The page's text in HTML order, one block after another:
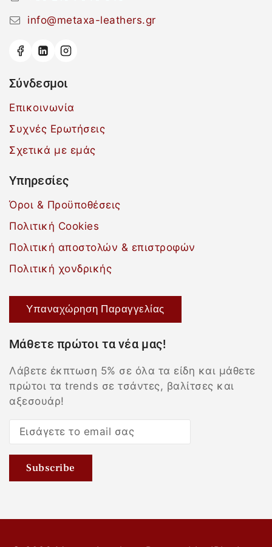
info@metaxa-leathers.gr
Σύνδεσμοι
Επικοινωνία
Συχνές Ερωτήσεις
Σχετικά με εμάς
Υπηρεσίες
Όροι & Προϋποθέσεις
Πολιτική Cookies
Πολιτική αποστολών & επιστροφών
Πολιτική χονδρικής
Υπαναχώρηση Παραγγελίας
Μάθετε πρώτοι τα νέα μας!
Λάβετε έκπτωση 5% σε όλα τα είδη και μάθετε
πρώτοι τα trends σε τσάντες, βαλίτσες και
αξεσουάρ!